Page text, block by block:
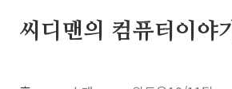
씨디맨의 컴퓨터이야기